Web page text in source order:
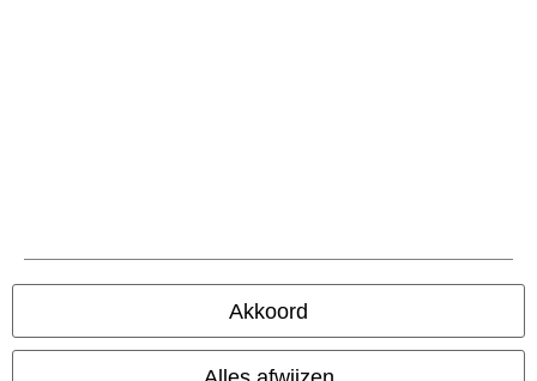
Akkoord
Annuleer bestelling
wettelijke BTW
© 1986-2026 Large Popmerchandising B.V.